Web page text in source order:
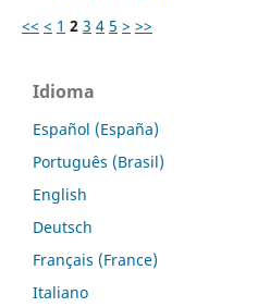
<< < 1 2 3 4 5 > >>
Idioma
Español (España)
Português (Brasil)
English
Deutsch
Français (France)
Italiano